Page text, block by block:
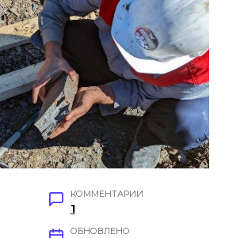
КОММЕНТАРИИ
1
ОБНОВЛЕНО